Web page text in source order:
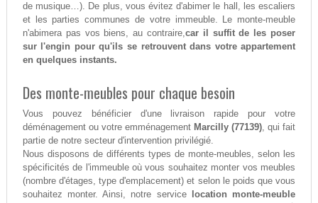
de musique…). De plus, vous évitez d'abimer le hall, les escaliers
et les parties communes de votre immeuble. Le monte-meuble
n'abimera pas vos biens, au contraire,car il suffit de les poser
sur l'engin pour qu'ils se retrouvent dans votre appartement
en quelques instants.
Des monte-meubles pour chaque besoin
Vous pouvez bénéficier d'une livraison rapide pour votre
déménagement ou votre emménagement Marcilly (77139), qui fait
partie de notre secteur d'intervention privilégié.
Nous disposons de différents types de monte-meubles, selon les
spécificités de l'immeuble où vous souhaitez monter vos meubles
(nombre d'étages, type d'emplacement) et selon le poids que vous
souhaitez monter. Ainsi, notre service
location monte-meuble